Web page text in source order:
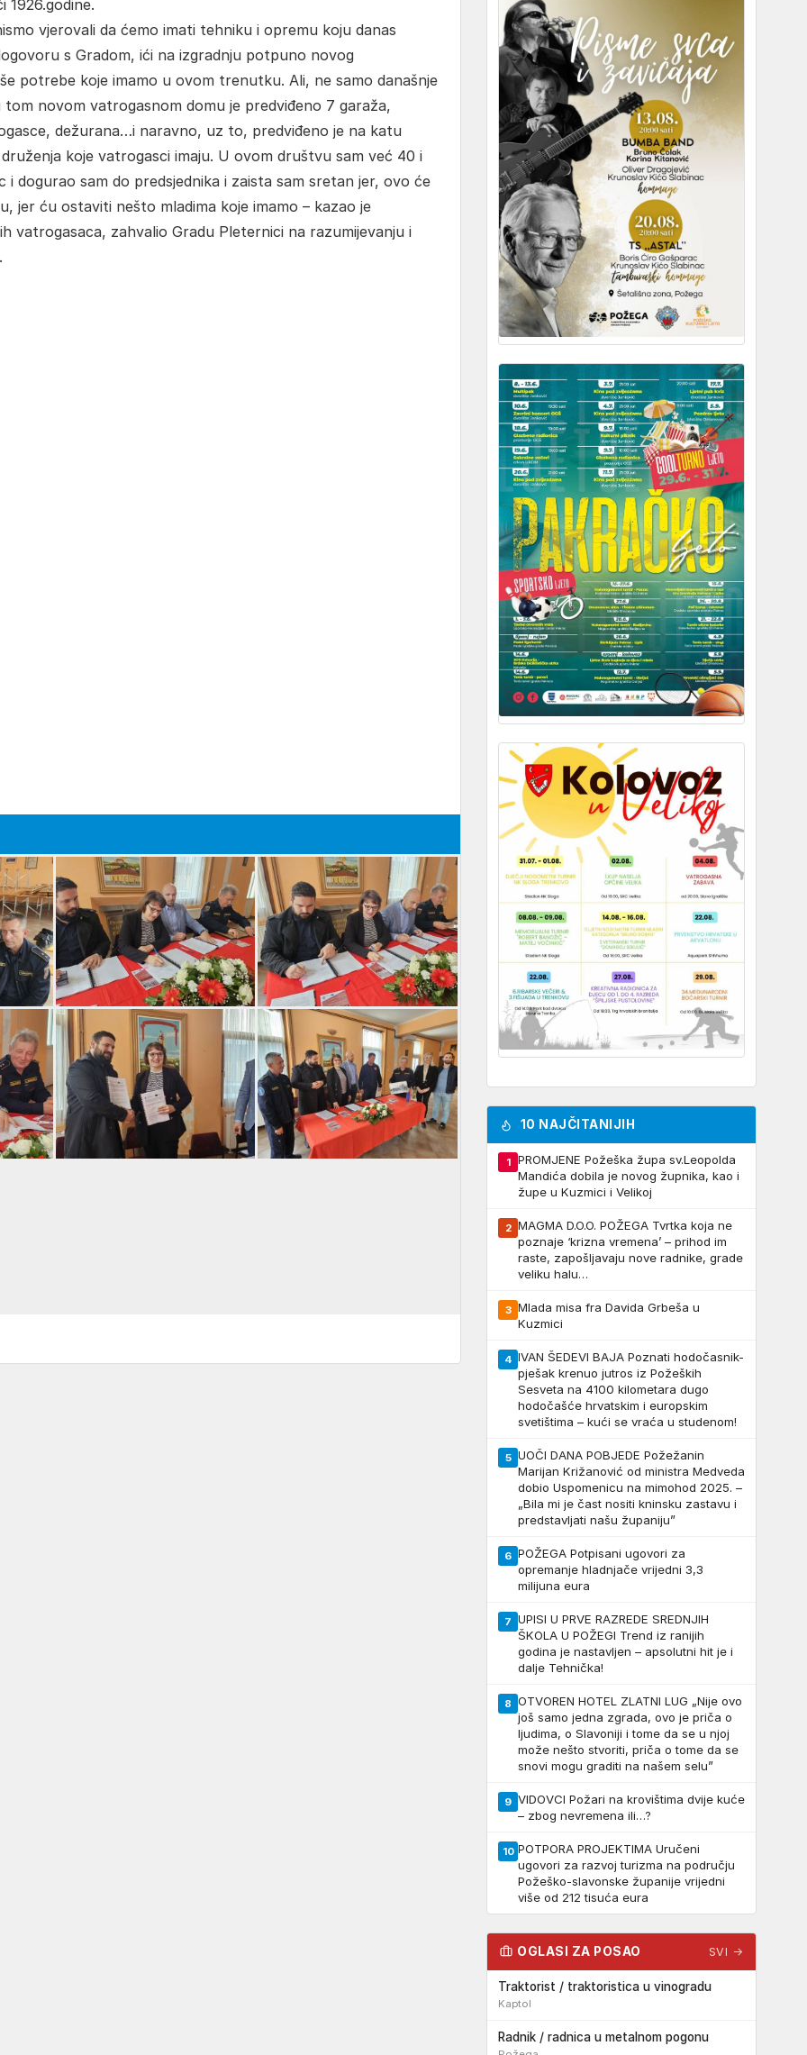
1926.godine.
vjerovali da ćemo imati tehniku i opremu koju danas
s Gradom, ići na izgradnju potpuno novog
potrebe koje imamo u ovom trenutku. Ali, ne samo današnje
novom vatrogasnom domu je predviđeno 7 garaža,
dežurana…i naravno, uz to, predviđeno je na katu
koje vatrogasci imaju. U ovom društvu sam već 40 i
dogurao sam do predsjednika i zaista sam sretan jer, ovo će
jer ću ostaviti nešto mladima koje imamo – kazao je
vatrogasaca, zahvalio Gradu Pleternici na razumijevanju i
10 NAJČITANIJIH
1
PROMJENE Požeška župa sv.Leopolda
Mandića dobila je novog župnika, kao i
župe u Kuzmici i Velikoj
2 MAGMA D.O.O. POŽEGA Tvrtka koja ne
poznaje ‘krizna vremena’ – prihod im
raste, zapošljavaju nove radnike, grade
veliku halu…
3 Mlada misa fra Davida Grbeša u
Kuzmici
4 IVAN ŠEDEVI BAJA Poznati hodočasnik-
pješak krenuo jutros iz Požeških
Sesveta na 4100 kilometara dugo
hodočašće hrvatskim i europskim
svetištima – kući se vraća u studenom!
5 UOČI DANA POBJEDE Požežanin
Marijan Križanović od ministra Medveda
dobio Uspomenicu na mimohod 2025. –
„Bila mi je čast nositi kninsku zastavu i
predstavljati našu županiju”
6 POŽEGA Potpisani ugovori za
opremanje hladnjače vrijedni 3,3
milijuna eura
7 UPISI U PRVE RAZREDE SREDNJIH
ŠKOLA U POŽEGI Trend iz ranijih
godina je nastavljen – apsolutni hit je i
dalje Tehnička!
8 OTVOREN HOTEL ZLATNI LUG „Nije ovo
još samo jedna zgrada, ovo je priča o
ljudima, o Slavoniji i tome da se u njoj
može nešto stvoriti, priča o tome da se
snovi mogu graditi na našem selu”
9 VIDOVCI Požari na krovištima dvije kuće
– zbog nevremena ili…?
10 POTPORA PROJEKTIMA Uručeni
ugovori za razvoj turizma na području
Požeško-slavonske županije vrijedni
više od 212 tisuća eura
OGLASI ZA POSAO SVI →
Traktorist / traktoristica u vinogradu
Kaptol
Radnik / radnica u metalnom pogonu